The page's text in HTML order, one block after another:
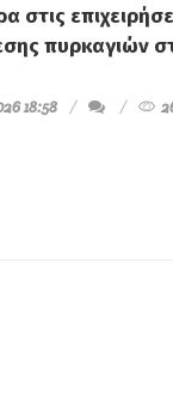
στις
πυρκαγιών
18:58